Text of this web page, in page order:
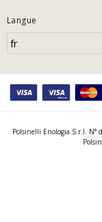
Langue
Polsinelli Enologia S.r.l. N°